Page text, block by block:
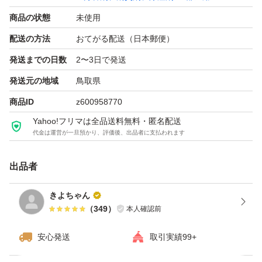
商品の状態 未使用
配送の方法 おてがる配送（日本郵便）
発送までの日数 2〜3日で発送
発送元の地域 鳥取県
商品ID z600958770
Yahoo!フリマは全品送料無料・匿名配送
代金は運営が一旦預かり、評価後、出品者に支払われます
出品者
きよちゃん
（349） 本人確認前
安心発送 取引実績99+